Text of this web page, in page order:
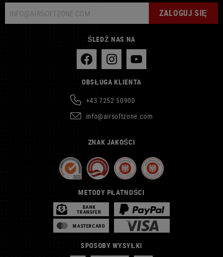
ZALOGUJ SIĘ
ŚLEDŹ NAS NA
OBSŁUGA KLIENTA
+43 7252 50900
info@airsoftzone.com
ZNAK JAKOŚCI
METODY PŁATNOŚCI
BANK
TRANSFER
MASTERCARD
SPOSOBY WYSYŁKI